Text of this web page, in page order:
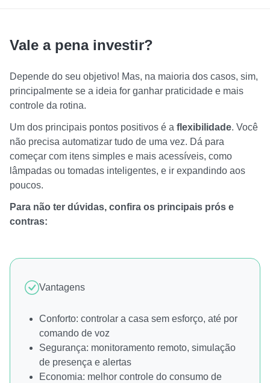
Vale a pena investir?
Depende do seu objetivo! Mas, na maioria dos casos, sim,
principalmente se a ideia for ganhar praticidade e mais
controle da rotina.
Um dos principais pontos positivos é a flexibilidade. Você
não precisa automatizar tudo de uma vez. Dá para
começar com itens simples e mais acessíveis, como
lâmpadas ou tomadas inteligentes, e ir expandindo aos
poucos.
Para não ter dúvidas, confira os principais prós e
contras:
Vantagens
Conforto: controlar a casa sem esforço, até por
comando de voz
Segurança: monitoramento remoto, simulação
de presença e alertas
Economia: melhor controle do consumo de